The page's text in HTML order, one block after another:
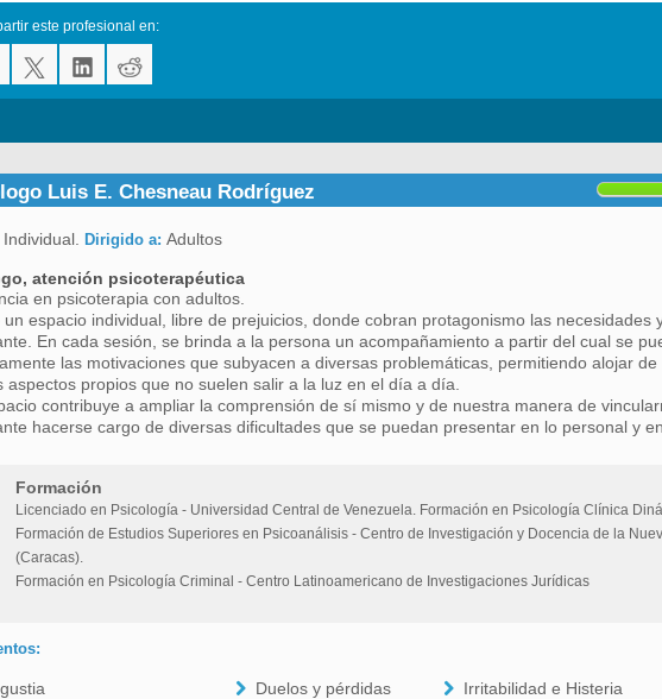
este profesional en:
Luis E. Chesneau Rodríguez
Individual. Dirigido a: Adultos
atención psicoterapéutica
en psicoterapia con adultos.
un espacio individual, libre de prejuicios, donde cobran protagonismo las necesidades
En cada sesión, se brinda a la persona un acompañamiento a partir del cual se
las motivaciones que subyacen a diversas problemáticas, permitiendo alojar
aspectos propios que no suelen salir a la luz en el día a día.
contribuye a ampliar la comprensión de sí mismo y de nuestra manera de
hacerse cargo de diversas dificultades que se puedan presentar en lo personal y
Formación
Licenciado en Psicología - Universidad Central de Venezuela. Formación en Psicología Clínica
Formación de Estudios Superiores en Psicoanálisis - Centro de Investigación y Docencia de la
(Caracas).
Formación en Psicología Criminal - Centro Latinoamericano de Investigaciones Jurídicas
Duelos y pérdidas
Irritabilidad e Histeria